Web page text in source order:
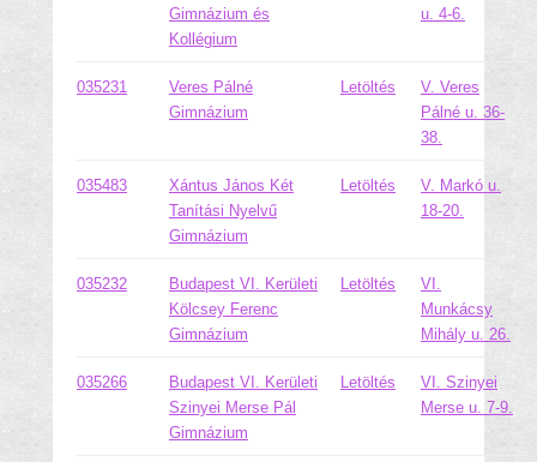
Gimnázium és
Kollégium
u. 4-6.
035231
Veres Pálné
Gimnázium
Letöltés
V. Veres
Pálné u. 36-
38.
035483
Xántus János Két
Tanítási Nyelvű
Gimnázium
Letöltés
V. Markó u.
18-20.
035232
Budapest VI. Kerületi
Kölcsey Ferenc
Gimnázium
Letöltés
VI.
Munkácsy
Mihály u. 26.
035266
Budapest VI. Kerületi
Szinyei Merse Pál
Gimnázium
Letöltés
VI. Szinyei
Merse u. 7-9.